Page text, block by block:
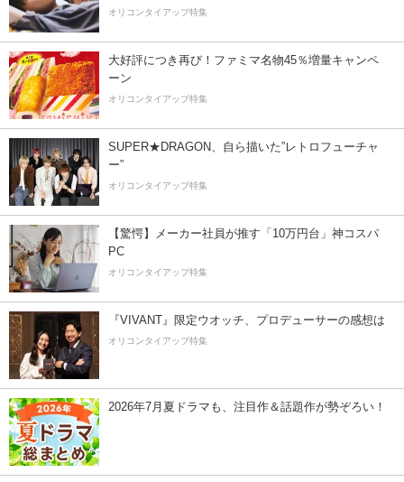
オリコンタイアップ特集
大好評につき再び！ファミマ名物45％増量キャンペ
ーン
オリコンタイアップ特集
SUPER★DRAGON、自ら描いた”レトロフューチャ
ー”
オリコンタイアップ特集
【驚愕】メーカー社員が推す「10万円台」神コスパ
PC
オリコンタイアップ特集
『VIVANT』限定ウオッチ、プロデューサーの感想は
オリコンタイアップ特集
2026年7月夏ドラマも、注目作＆話題作が勢ぞろい！